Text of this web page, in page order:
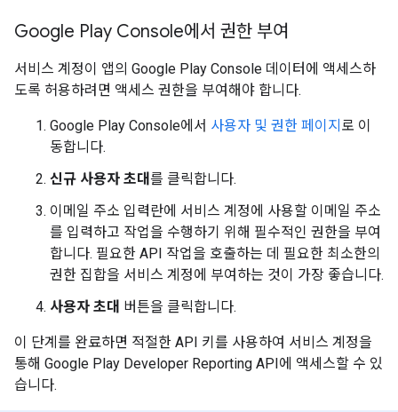
Google Play Console에서 권한 부여
서비스 계정이 앱의 Google Play Console 데이터에 액세스하
도록 허용하려면 액세스 권한을 부여해야 합니다.
Google Play Console에서 사용자 및 권한 페이지 로 이
동합니다.
신규 사용자 초대를 클릭합니다.
이메일 주소 입력란에 서비스 계정에 사용할 이메일 주소
를 입력하고 작업을 수행하기 위해 필수적인 권한을 부여
합니다. 필요한 API 작업을 호출하는 데 필요한 최소한의
권한 집합을 서비스 계정에 부여하는 것이 가장 좋습니다.
사용자 초대 버튼을 클릭합니다.
이 단계를 완료하면 적절한 API 키를 사용하여 서비스 계정을
통해 Google Play Developer Reporting API에 액세스할 수 있
습니다.